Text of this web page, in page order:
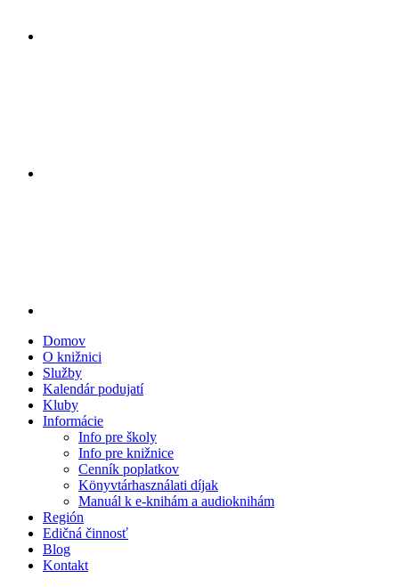
Domov
O knižnici
Služby
Kalendár podujatí
Kluby
Informácie
Info pre školy
Info pre knižnice
Cenník poplatkov
Könyvtárhasználati díjak
Manuál k e-knihám a audioknihám
Región
Edičná činnosť
Blog
Kontakt